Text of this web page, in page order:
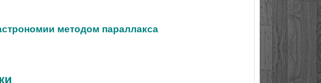
методом параллакса